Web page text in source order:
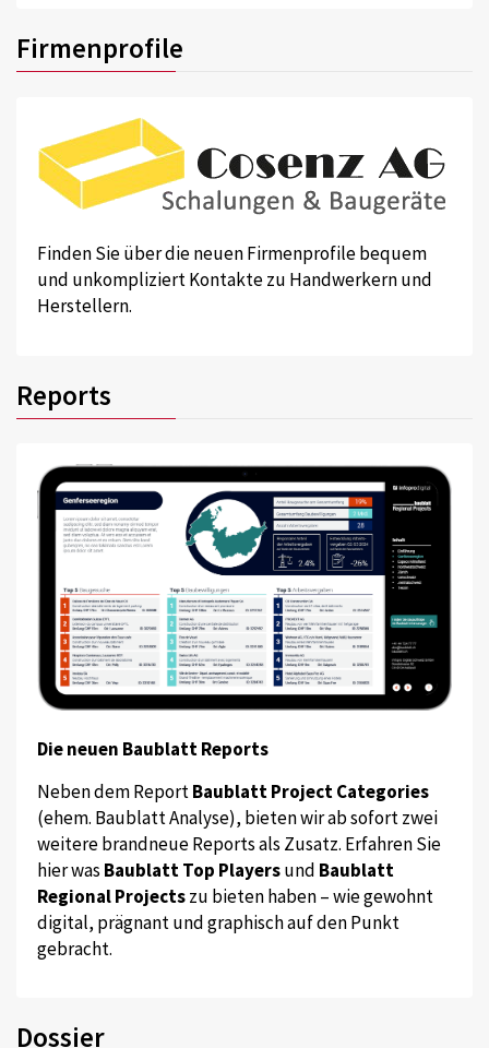
Firmenprofile
Finden Sie über die neuen Firmenprofile bequem
und unkompliziert Kontakte zu Handwerkern und
Herstellern.
Reports
Die neuen Baublatt Reports
Neben dem ReportBaublatt Project Categories
(ehem. Baublatt Analyse), bieten wir ab sofort zwei
weitere brandneue Reports als Zusatz. Erfahren Sie
hier was Baublatt Top Playersund Baublatt
Regional Projectszu bieten haben – wie gewohnt
digital, prägnant und graphisch auf den Punkt
gebracht.
Dossier